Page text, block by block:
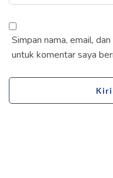
Simpan nama, email,
untuk komentar saya